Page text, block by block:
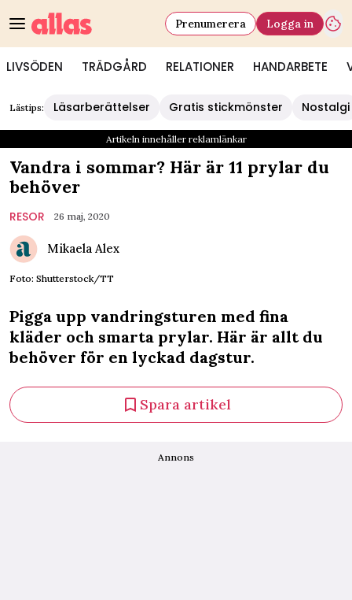
LIVSÖDEN TRÄDGÅRD RELATIONER HANDARBETE
Prenumerera Logga in
Lästips: Läsarberättelser Gratis stickmönster Nostalgi
Artikeln innehåller reklamlänkar
Vandra i sommar? Här är 11 prylar du
behöver
RESOR 26 maj, 2020
Mikaela Alex
Foto: Shutterstock/TT
Pigga upp vandringsturen med fina
kläder och smarta prylar. Här är allt du
behöver för en lyckad dagstur.
Spara artikel
Annons